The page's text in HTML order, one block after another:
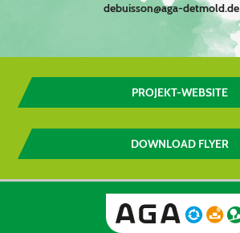
debuisson@aga-detmold.de
PROJEKT-WEBSITE
DOWNLOAD FLYER